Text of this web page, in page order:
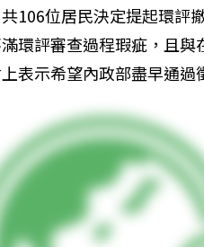
106位居民決定提起環評
環評審查過程瑕疵，且
表示希望內政部盡早通過